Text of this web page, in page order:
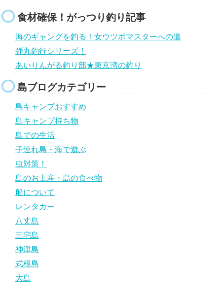
食材確保！がっつり釣り記事
海のギャングを釣る！女ウツボマスターへの道
弾丸釣行シリーズ！
あいりんがる釣り部★東京湾の釣り
島ブログカテゴリー
島キャンプおすすめ
島キャンプ持ち物
島での生活
子連れ島・海で遊ぶ
虫対策！
島のお土産・島の食べ物
船について
レンタカー
八丈島
三宅島
神津島
式根島
大島